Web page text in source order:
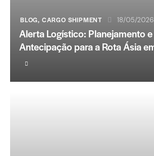
BLOG, CARGO SHIPMENT 18/05/2026
Alerta Logístico: Planejamento e
Antecipação para a Rota Ásia